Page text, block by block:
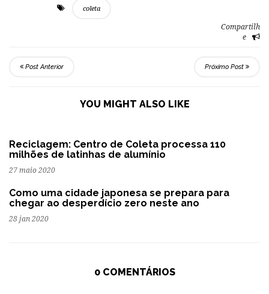
coleta
Compartilh
e
Post Anterior Próximo Post
YOU MIGHT ALSO LIKE
Reciclagem: Centro de Coleta processa 110
milhões de latinhas de alumínio
27 maio 2020
Como uma cidade japonesa se prepara para
chegar ao desperdício zero neste ano
28 jan 2020
0 COMENTÁRIOS